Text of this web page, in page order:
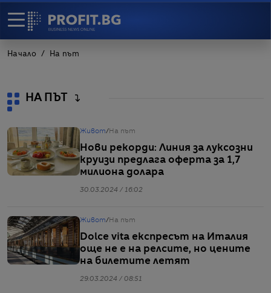
Начало На път
НА ПЪТ
Живот/ На път
Нови рекорди: Линия за луксозни
круизи предлага оферта за 1,7
милиона долара
30.03.2024 / 16:02
Живот/ На път
Dolce vita експресът на Италия
още не е на релсите, но цените
на билетите летят
29.03.2024 / 08:51